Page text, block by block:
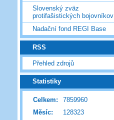
Slovenský zväz
protifašistických bojovníkov
Nadační fond REGI Base
RSS
Přehled zdrojů
Statistiky
Celkem:
7859960
Měsíc:
128323